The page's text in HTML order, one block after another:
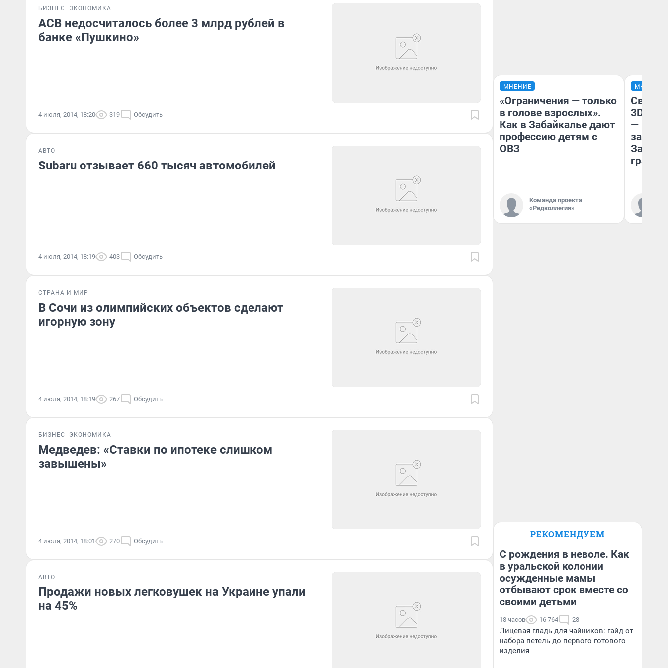
БИЗНЕС ЭКОНОМИКА
АСВ недосчиталось более 3 млрд рублей в
банке «Пушкино»
4 июля, 2014, 18:20 319 Обсудить
АВТО
Subaru отзывает 660 тысяч автомобилей
4 июля, 2014, 18:19 403 Обсудить
СТРАНА И МИР
В Сочи из олимпийских объектов сделают
игорную зону
4 июля, 2014, 18:19 267 Обсудить
БИЗНЕС ЭКОНОМИКА
Медведев: «Ставки по ипотеке слишком
завышены»
4 июля, 2014, 18:01 270 Обсудить
АВТО
Продажи новых легковушек на Украине упали
на 45%
МНЕНИЕ
«Ограничения — только
в голове взрослых».
Как в Забайкалье дают
профессию детям с
ОВЗ
Команда проекта
«Редколлегия»
МНЕНИЕ
— как
РЕКОМЕНДУЕМ
С рождения в неволе. Как
в уральской колонии
осужденные мамы
отбывают срок вместе со
своими детьми
18 часов 16 764 28
Лицевая гладь для чайников: гайд от
набора петель до первого готового
изделия